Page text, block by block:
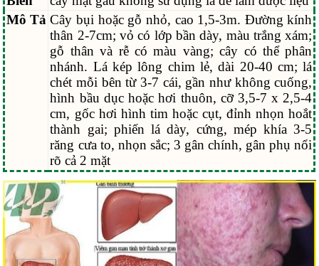
Mô Tả Cây bụi hoặc gỗ nhỏ, cao 1,5-3m. Đường kính
thân 2-7cm; vỏ có lớp bần dày, màu trắng xám;
gỗ thân và rễ có màu vàng; cây có thể phân
nhánh. Lá kép lông chim lẻ, dài 20-40 cm; lá
chét mỗi bên từ 3-7 cái, gần như không cuống,
hình bầu dục hoặc hơi thuôn, cỡ 3,5-7 x 2,5-4
cm, gốc hơi hình tim hoặc cụt, đỉnh nhọn hoắt
thành gai; phiến lá dày, cứng, mép khía 3-5
răng cưa to, nhọn sắc; 3 gân chính, gân phụ nổi
rõ cả 2 mặt